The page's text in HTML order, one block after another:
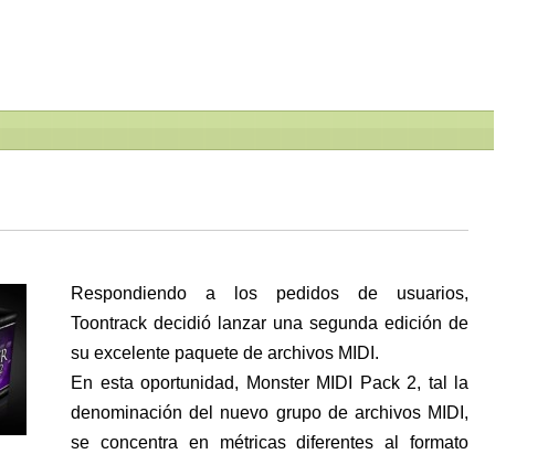
Respondiendo a los pedidos de usuarios,
Toontrack decidió lanzar una segunda edición de
su excelente paquete de archivos MIDI.
En esta oportunidad, Monster MIDI Pack 2, tal la
denominación del nuevo grupo de archivos MIDI,
se concentra en métricas diferentes al formato